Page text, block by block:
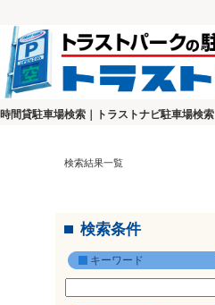
時間貸駐車場検索｜トラストナビ駐車場検索
検索結果一覧
検索条件
キーワード